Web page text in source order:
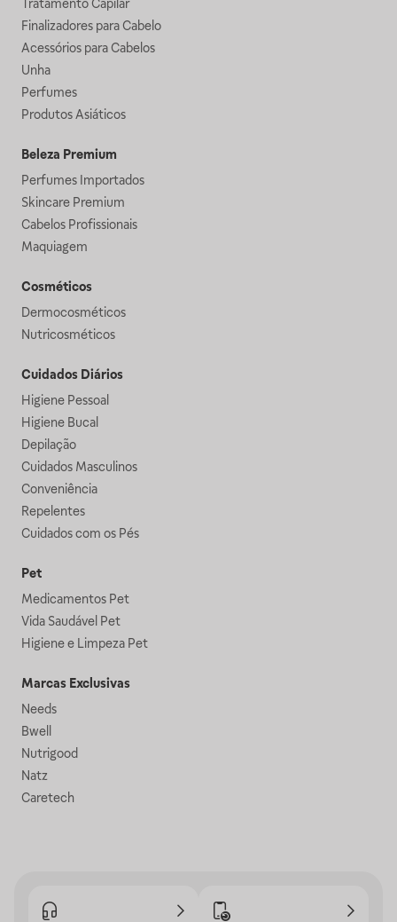
Tratamento Capilar
Finalizadores para Cabelo
Acessórios para Cabelos
Unha
Perfumes
Produtos Asiáticos
Beleza Premium
Perfumes Importados
Skincare Premium
Cabelos Profissionais
Maquiagem
Cosméticos
Dermocosméticos
Nutricosméticos
Cuidados Diários
Higiene Pessoal
Higiene Bucal
Depilação
Cuidados Masculinos
Conveniência
Repelentes
Cuidados com os Pés
Pet
Medicamentos Pet
Vida Saudável Pet
Higiene e Limpeza Pet
Marcas Exclusivas
Needs
Bwell
Nutrigood
Natz
Caretech